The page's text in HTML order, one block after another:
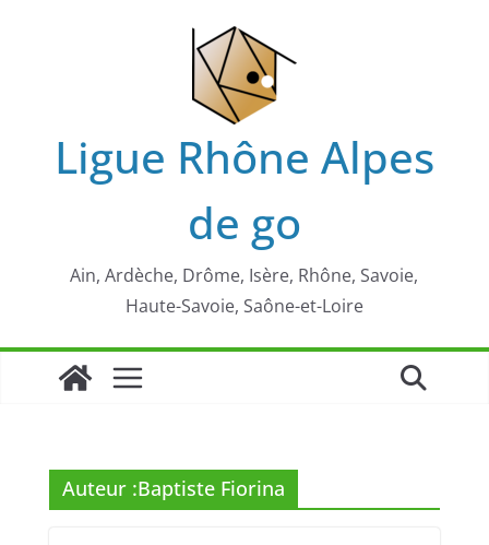
Ligue Rhône Alpes
de go
Ain, Ardèche, Drôme, Isère, Rhône, Savoie,
Haute-Savoie, Saône-et-Loire
Auteur :Baptiste Fiorina